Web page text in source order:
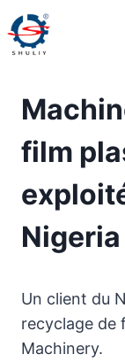
Aller
au
contenu
film
Nigeria
Un client du
recyclage de
Machinery.